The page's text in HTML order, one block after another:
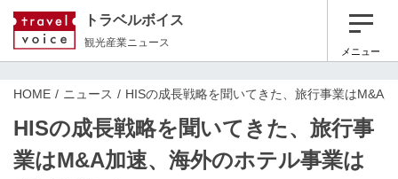
トラベルボイス
観光産業ニュース
メニュー
HOME ニュース HISの成長戦略を聞いてきた、旅行事業はM&A
HISの成長戦略を聞いてきた、旅行事
業はM&A加速、海外のホテル事業は